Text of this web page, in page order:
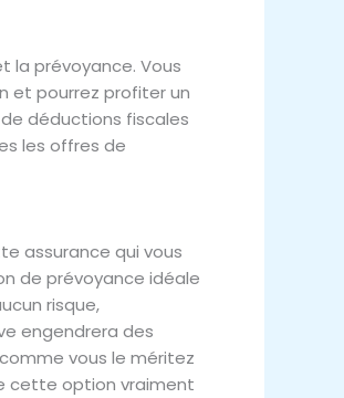
la prévoyance. Vous
et pourrez profiter un
déductions fiscales
les offres de
assurance qui vous
de prévoyance idéale
risque,
engendrera des
comme vous le méritez
cette option vraiment